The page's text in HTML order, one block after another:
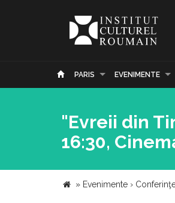
PARIS EVENIMENTE
"Evreii din
16:30,
» Evenimente ›